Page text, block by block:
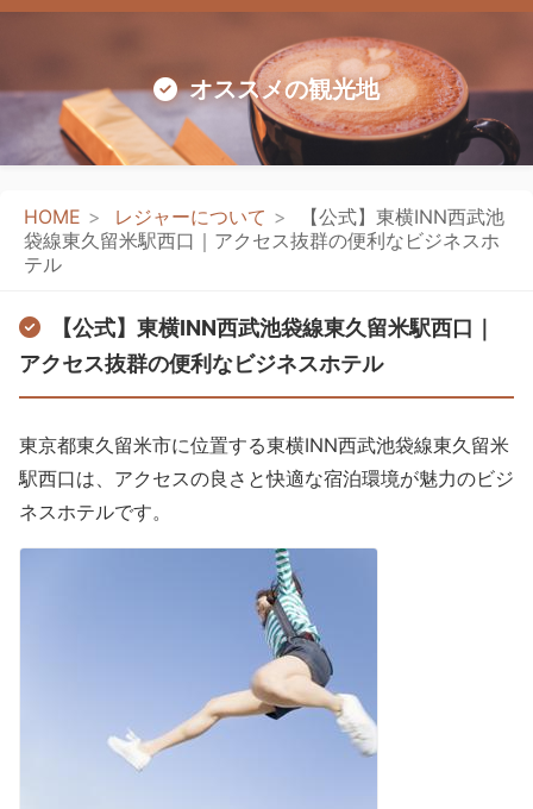
オススメの観光地
HOME レジャーについて
【公式】東横INN西武池
袋線東久留米駅西口｜アクセス抜群の便利なビジネスホ
テル
【公式】東横INN西武池袋線東久留米駅西口｜
アクセス抜群の便利なビジネスホテル
東京都東久留米市に位置する東横INN西武池袋線東久留米
駅西口は、アクセスの良さと快適な宿泊環境が魅力のビジ
ネスホテルです。